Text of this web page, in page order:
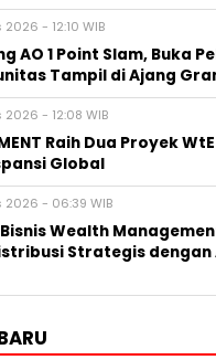
- 12:10 WIB
AO 1 Point Slam, Buka
Tampil di Ajang
- 12:08 WIB
Raih Dua Proyek
Global
2026 - 06:39 WIB
Wealth
Strategis dengan